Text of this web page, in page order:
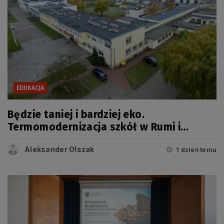
EDUKACJA
Będzie taniej i bardziej eko.
Termomodernizacja szkół w Rumi i
Aleksander Olszak 1 dzień temu